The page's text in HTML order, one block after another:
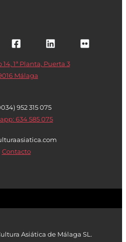
1ª Planta, Puerta 3
Málaga
952 315 075
634 585 075
Contacto
Asiática de Málaga SL.